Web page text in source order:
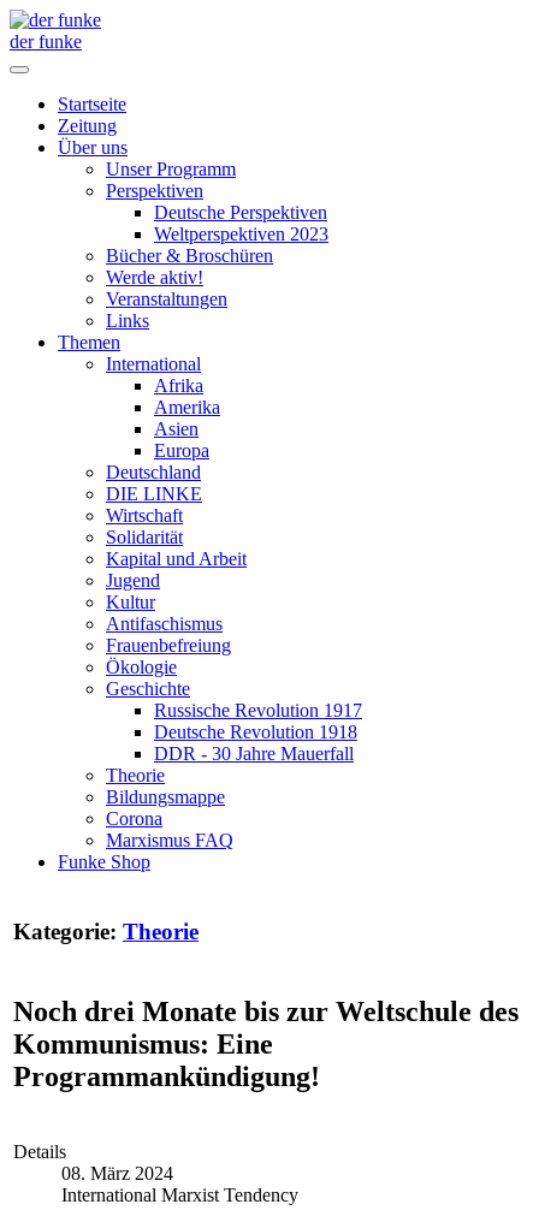
der funke
Startseite
Zeitung
Über uns
Unser Programm
Perspektiven
Deutsche Perspektiven
Weltperspektiven 2023
Bücher & Broschüren
Werde aktiv!
Veranstaltungen
Links
Themen
International
Afrika
Amerika
Asien
Europa
Deutschland
DIE LINKE
Wirtschaft
Solidarität
Kapital und Arbeit
Jugend
Kultur
Antifaschismus
Frauenbefreiung
Ökologie
Geschichte
Russische Revolution 1917
Deutsche Revolution 1918
DDR - 30 Jahre Mauerfall
Theorie
Bildungsmappe
Corona
Marxismus FAQ
Funke Shop
Kategorie: Theorie
Noch drei Monate bis zur Weltschule des
Kommunismus: Eine
Programmankündigung!
Details
08. März 2024
International Marxist Tendency